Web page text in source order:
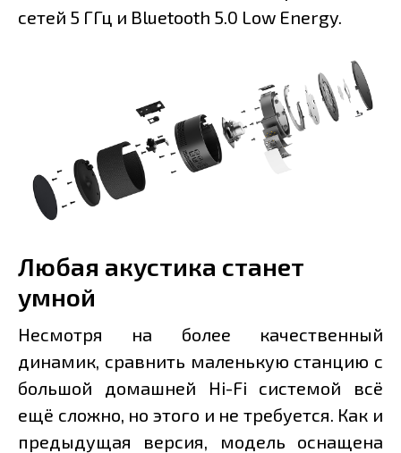
сетей 5 ГГц и Bluetooth 5.0 Low Energy.
Любая акустика станет
умной
Несмотря на более качественный
динамик, сравнить маленькую станцию с
большой домашней Hi-Fi системой всё
ещё сложно, но этого и не требуется. Как и
предыдущая версия, модель оснащена